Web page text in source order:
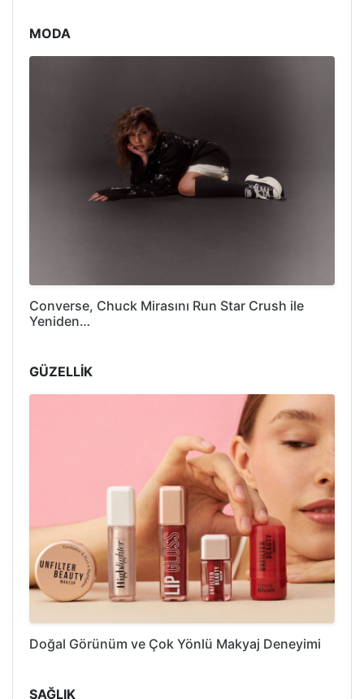
MODA
Converse, Chuck Mirasını Run Star Crush ile
Yeniden…
GÜZELLİK
Doğal Görünüm ve Çok Yönlü Makyaj Deneyimi
SAĞLIK